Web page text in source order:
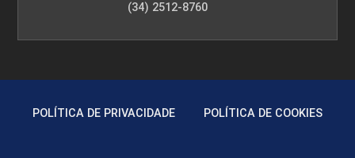
10h
Tratamento para Rugas
(34) 2512-8760
POLÍTICA DE PRIVACIDADE POLÍTICA DE COOKIES